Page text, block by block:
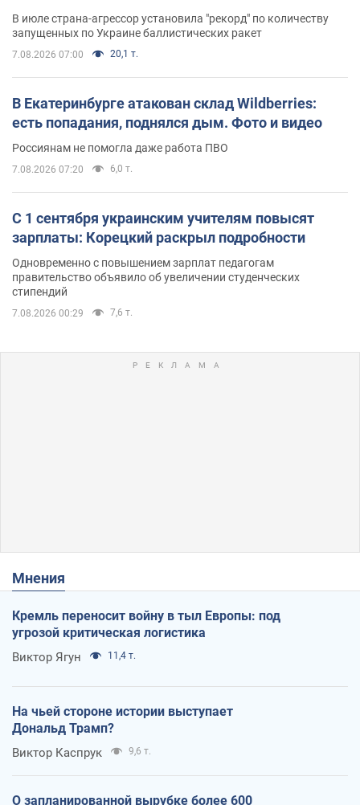
В июле страна-агрессор установила "рекорд" по количеству
запущенных по Украине баллистических ракет
7.08.2026 07:00 20,1 т.
В Екатеринбурге атакован склад Wildberries:
есть попадания, поднялся дым. Фото и видео
Россиянам не помогла даже работа ПВО
7.08.2026 07:20 6,0 т.
С 1 сентября украинским учителям повысят
зарплаты: Корецкий раскрыл подробности
Одновременно с повышением зарплат педагогам
правительство объявило об увеличении студенческих
стипендий
7.08.2026 00:29 7,6 т.
Мнения
Кремль переносит войну в тыл Европы: под
угрозой критическая логистика
Виктор Ягун 11,4 т.
На чьей стороне истории выступает
Дональд Трамп?
Виктор Каспрук 9,6 т.
О запланированной вырубке более 600